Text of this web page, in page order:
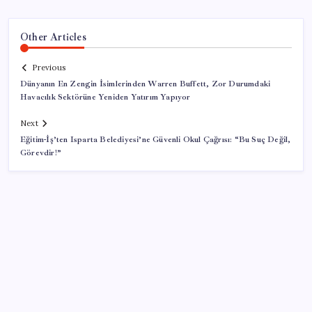
Other Articles
Previous
Dünyanın En Zengin İsimlerinden Warren Buffett, Zor Durumdaki
Havacılık Sektörüne Yeniden Yatırım Yapıyor
Next
Eğitim-İş’ten Isparta Belediyesi’ne Güvenli Okul Çağrısı: “Bu Suç Değil,
Görevdir!”